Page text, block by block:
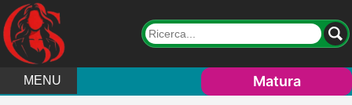
MENU Matura